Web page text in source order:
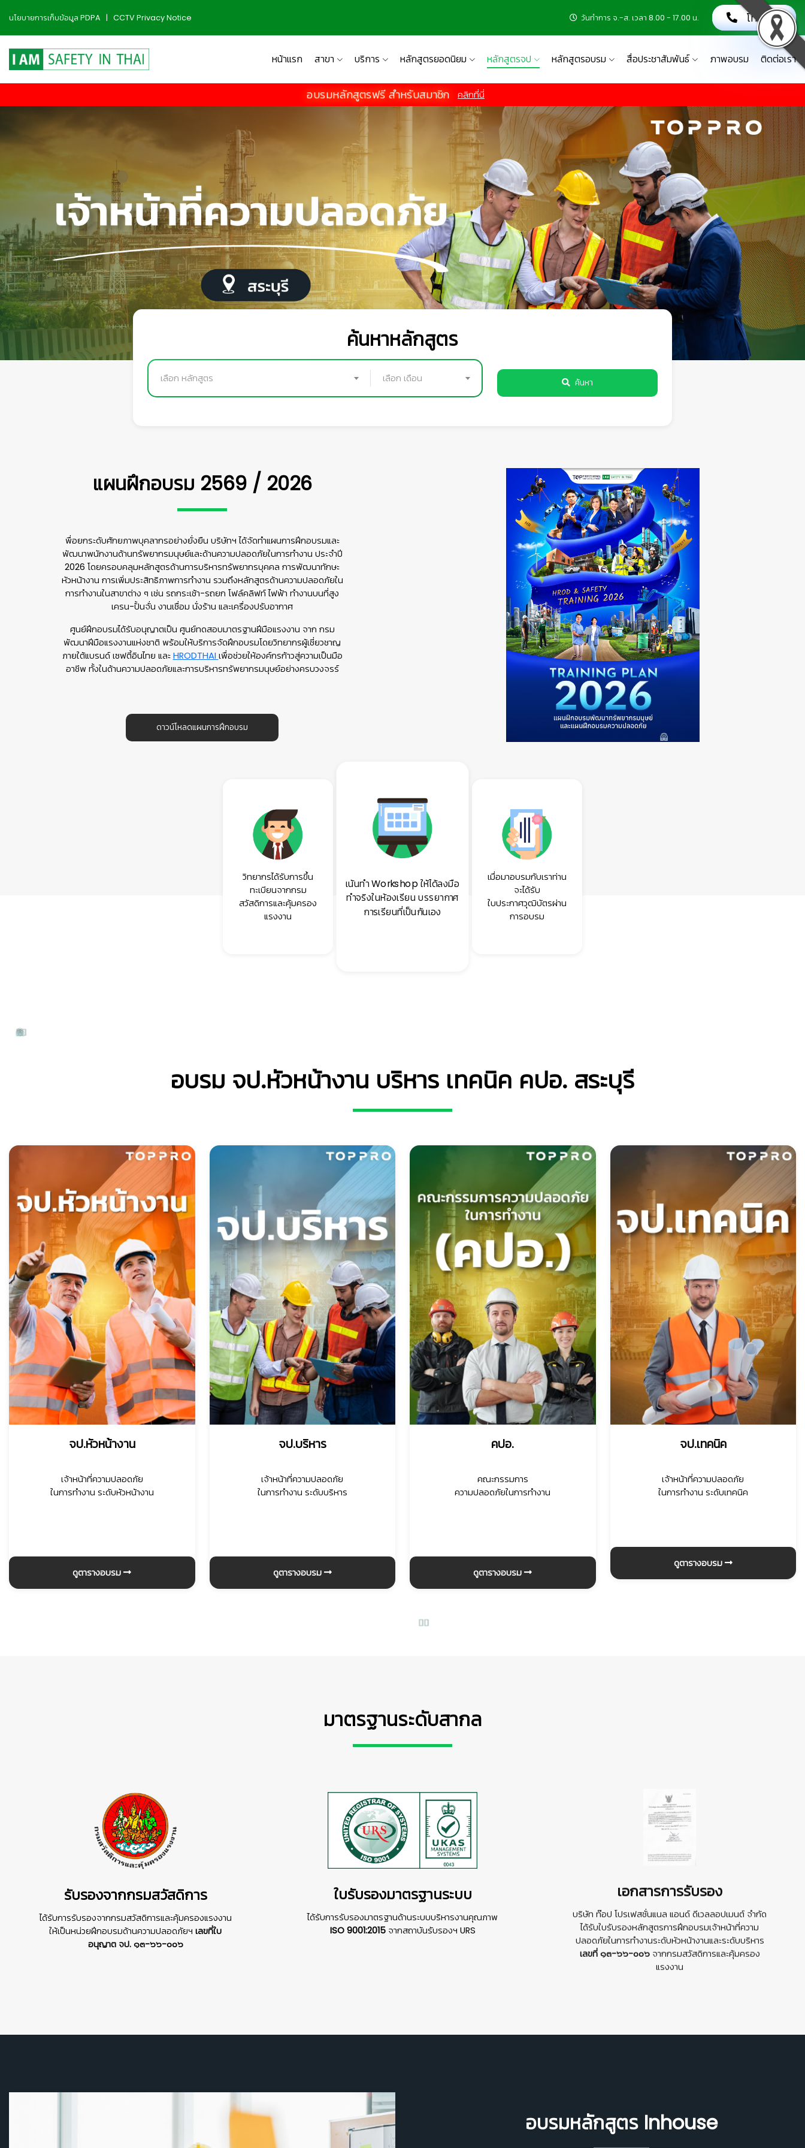
นโยบายการเก็บข้อมูล PDPA | CCTV Privacy Notice วันทำการ จ.-ส. เวลา 8.00 - 17.00 น. โทรเลย!
หน้าแรก สาขา บริการ หลักสูตรยอดนิยม หลักสูตรจป หลักสูตรอบรม สื่อประชาสัมพันธ์ ภาพอบรม ติดต่อเรา
อบรมหลักสูตรฟรี สำหรับสมาชิก คลิกที่นี่
🦺
ค้นหาหลักสูตร
เลือก หลักสูตร เลือก เดือน ค้นหา
แผนฝึกอบรม 2569 / 2026
พื่อยกระดับศักยภาพบุคลากรอย่างยั่งยืน บริษัทฯ ได้จัดทำแผนการฝึกอบรมและ
พัฒนาพนักงานด้านทรัพยากรมนุษย์และด้านความปลอดภัยในการทำงาน ประจำปี
2026 โดยครอบคลุมหลักสูตรด้านการบริหารทรัพยากรบุคคล การพัฒนาทักษะ
หัวหน้างาน การเพิ่มประสิทธิภาพการทำงาน รวมถึงหลักสูตรด้านความปลอดภัยใน
การทำงานในสาขาต่าง ๆ เช่น รถกระเช้า-รถยก โฟล์คลิฟท์ ไฟฟ้า ทำงานบนที่สูง
เครน-ปั้นจั่น งานเชื่อม นั่งร้าน และเครื่องปรับอากาศ
ศูนย์ฝึกอบรมได้รับอนุญาตเป็น ศูนย์ทดสอบมาตรฐานฝีมือแรงงาน จาก กรม
พัฒนาฝีมือแรงงานแห่งชาติ พร้อมให้บริการจัดฝึกอบรมโดยวิทยากรผู้เชี่ยวชาญ
ภายใต้แบรนด์ เซฟตี้อินไทย และ HRODTHAI เพื่อช่วยให้องค์กรก้าวสู่ความเป็นมือ
อาชีพ ทั้งในด้านความปลอดภัยและการบริหารทรัพยากรมนุษย์อย่างครบวงจรร์
ดาวน์โหลดแผนการฝึกอบรม
วิทยากรได้รับการขึ้น
ทะเบียนจากกรม
สวัสดิการและคุ้มครอง
แรงงาน
เน้นทำ Workshop ให้ได้ลงมือ
ทำจริงในห้องเรียน บรรยากาศ
การเรียนที่เป็นกันเอง
เมื่อมาอบรมกับเราท่าน
จะได้รับ
ใบประกาศวุฒิบัตรผ่าน
การอบรม
อบรม จป.หัวหน้างาน บริหาร เทคนิค คปอ. สระบุรี
จป.หัวหน้างาน
เจ้าหน้าที่ความปลอดภัย
ในการทำงาน ระดับหัวหน้างาน
ดูตารางอบรม
จป.บริหาร
เจ้าหน้าที่ความปลอดภัย
ในการทำงาน ระดับบริหาร
ดูตารางอบรม
คปอ.
คณะกรรมการ
ความปลอดภัยในการทำงาน
ดูตารางอบรม
จป.เทคนิค
เจ้าหน้าที่ความปลอดภัย
ในการทำงาน ระดับเทคนิค
ดูตารางอบรม
มาตรฐานระดับสากล
รับรองจากกรมสวัสดิการ
ได้รับการรับรองจากกรมสวัสดิการและคุ้มครองแรงงาน
ให้เป็นหน่วยฝึกอบรมด้านความปลอดภัยฯ เลขที่ใบ
อนุญาต จป. ๑๓-๖๖-๐๐๖
ใบรับรองมาตรฐานระบบ
ได้รับการรับรองมาตรฐานด้านระบบบริหารงานคุณภาพ
ISO 9001:2015 จากสถาบันรับรองฯ URS
เอกสารการรับรอง
บริษัท ท๊อป โปรเฟสชั่นแนล แอนด์ ดีเวลลอปเมนต์ จํากัด
ได้รับใบรับรองหลักสูตรการฝึกอบรมเจ้าหน้าที่ความ
ปลอดภัยในการทำงานระดับหัวหน้างานและระดับบริหาร
เลขที่ ๑๓-๖๖-๐๐๖ จากกรมสวัสดิการและคุ้มครอง
แรงงาน
อบรมหลักสูตร Inhouse